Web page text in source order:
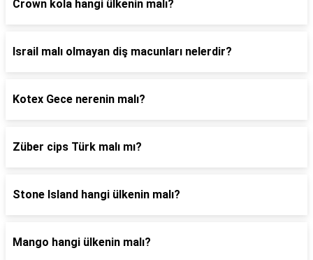
Crown kola hangi ülkenin malı?
Israil malı olmayan diş macunları nelerdir?
Kotex Gece nerenin malı?
Züber cips Türk malı mı?
Stone Island hangi ülkenin malı?
Mango hangi ülkenin malı?